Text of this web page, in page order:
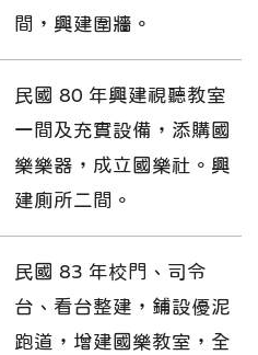
間，興建圍牆。
民國 80 年興建視聽教室
一間及充實設備，添購國
樂樂器，成立國樂社。興
建廁所二間。
民國 83 年校門、司令
台、看台整建，鋪設優泥
跑道，增建國樂教室，全